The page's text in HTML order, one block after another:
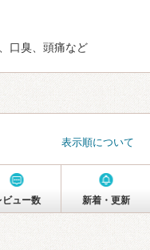
口臭、頭痛など
表示順について
ビュー数 新着・更新